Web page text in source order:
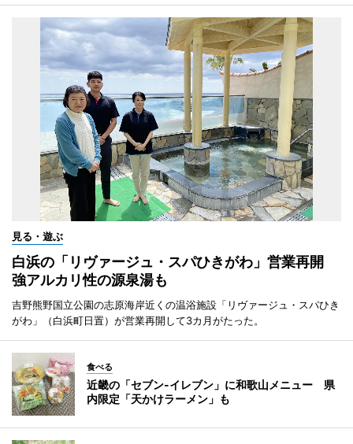
見る・遊ぶ
白浜の「リヴァージュ・スパひきがわ」営業再開
強アルカリ性の源泉湯も
吉野熊野国立公園の志原海岸近くの温浴施設「リヴァージュ・スパひき
がわ」（白浜町日置）が営業再開して3カ月がたった。
食べる
近畿の「セブン-イレブン」に和歌山メニュー 県
内限定「天かけラーメン」も